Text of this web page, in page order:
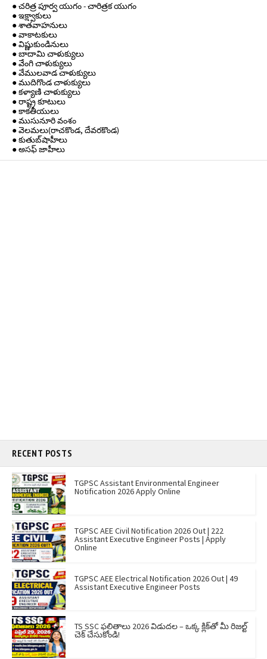
● చరిత్ర పూర్వ యుగం - చారిత్రక యుగం
● ఇక్ష్వాకులు
● శాతవాహనులు
● వాకాటకులు
● విష్ణుకుండినులు
● బాదామి చాళుక్యులు
● వేంగి చాళుక్యులు
● వేములవాడ చాళుక్యులు
● ముదిగొండ చాళుక్యులు
● కళ్యాణి చాళుక్యులు
● రాష్ట్ర కూటులు
● కాకతీయులు
● ముసునూరి వంశం
● వెలమలు(రాచకొండ, దేవరకొండ)
● కుతుబ్‌షాహీలు
● అసఫ్ జాహీలు
RECENT POSTS
TGPSC Assistant Environmental Engineer
Notification 2026 Apply Online
TGPSC AEE Civil Notification 2026 Out | 222
Assistant Executive Engineer Posts | Apply
Online
TGPSC AEE Electrical Notification 2026 Out | 49
Assistant Executive Engineer Posts
TS SSC ఫలితాలు 2026 విడుదల – ఒక్క క్లిక్‌తో మీ రిజల్ట్
చెక్ చేసుకోండి!